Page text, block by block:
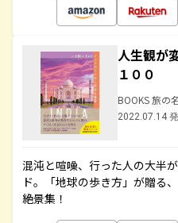
人生観が
１００
BOOKS 旅の
2022.07.14
混沌と喧噪、行った人の大半
ド。「地球の歩き方」が贈る
絶景集！